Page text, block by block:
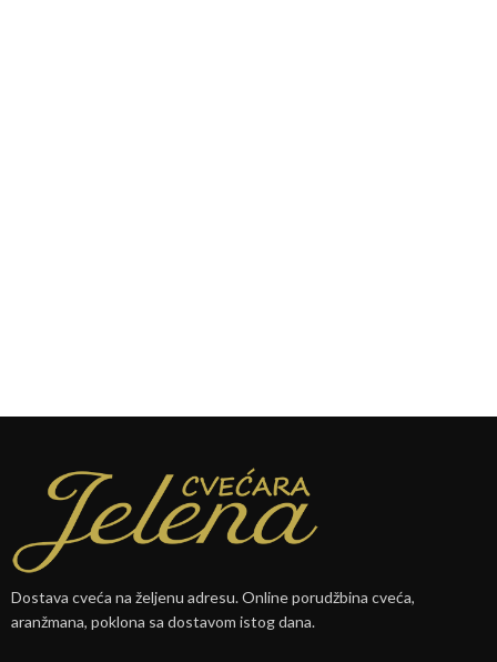
Dostava cveća na željenu adresu. Online porudžbina cveća,
aranžmana, poklona sa dostavom istog dana.